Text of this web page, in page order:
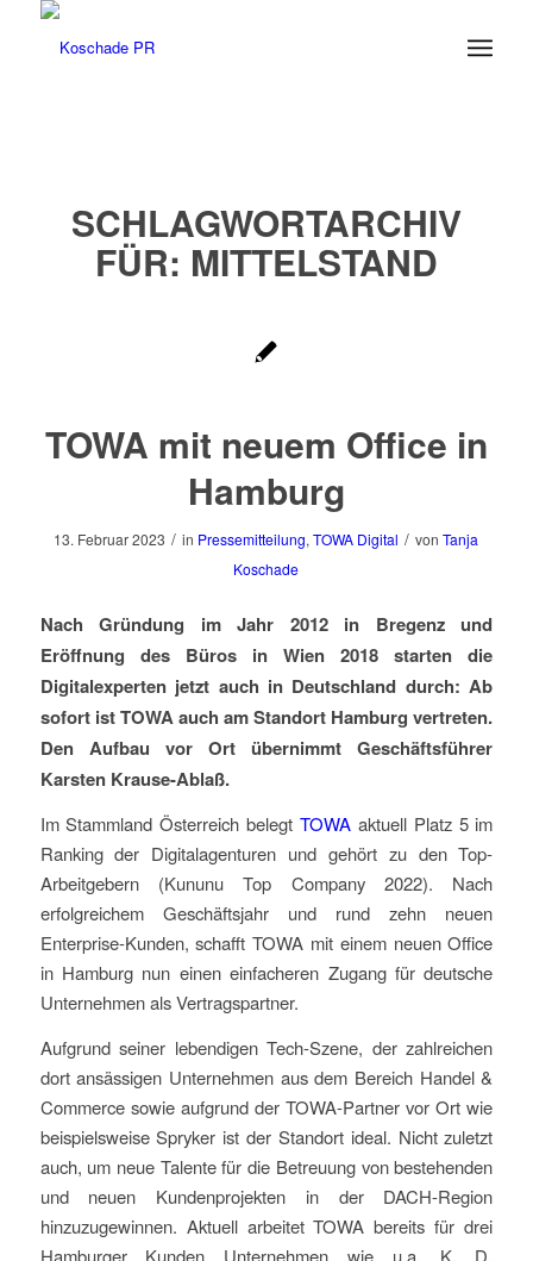
SCHLAGWORTARCHIV
FÜR: MITTELSTAND
TOWA mit neuem Office in
Hamburg
13. Februar 2023 / in Pressemitteilung,TOWA Digital / vonTanja
Koschade
Nach Gründung im Jahr 2012 in Bregenz und
Eröffnung des Büros in Wien 2018 starten die
Digitalexperten jetzt auch in Deutschland durch: Ab
sofort ist TOWA auch am Standort Hamburg vertreten.
Den Aufbau vor Ort übernimmt Geschäftsführer
Karsten Krause-Ablaß.
Im Stammland Österreich belegt TOWA aktuell Platz 5 im
Ranking der Digitalagenturen und gehört zu den Top-
Arbeitgebern (Kununu Top Company 2022). Nach
erfolgreichem Geschäftsjahr und rund zehn neuen
Enterprise-Kunden, schafft TOWA mit einem neuen Office
in Hamburg nun einen einfacheren Zugang für deutsche
Unternehmen als Vertragspartner.
Aufgrund seiner lebendigen Tech-Szene, der zahlreichen
dort ansässigen Unternehmen aus dem Bereich Handel &
Commerce sowie aufgrund der TOWA-Partner vor Ort wie
beispielsweise Spryker ist der Standort ideal. Nicht zuletzt
auch, um neue Talente für die Betreuung von bestehenden
und neuen Kundenprojekten in der DACH-Region
hinzuzugewinnen. Aktuell arbeitet TOWA bereits für drei
Hamburger Kunden Unternehmen wie u.a. K. D.